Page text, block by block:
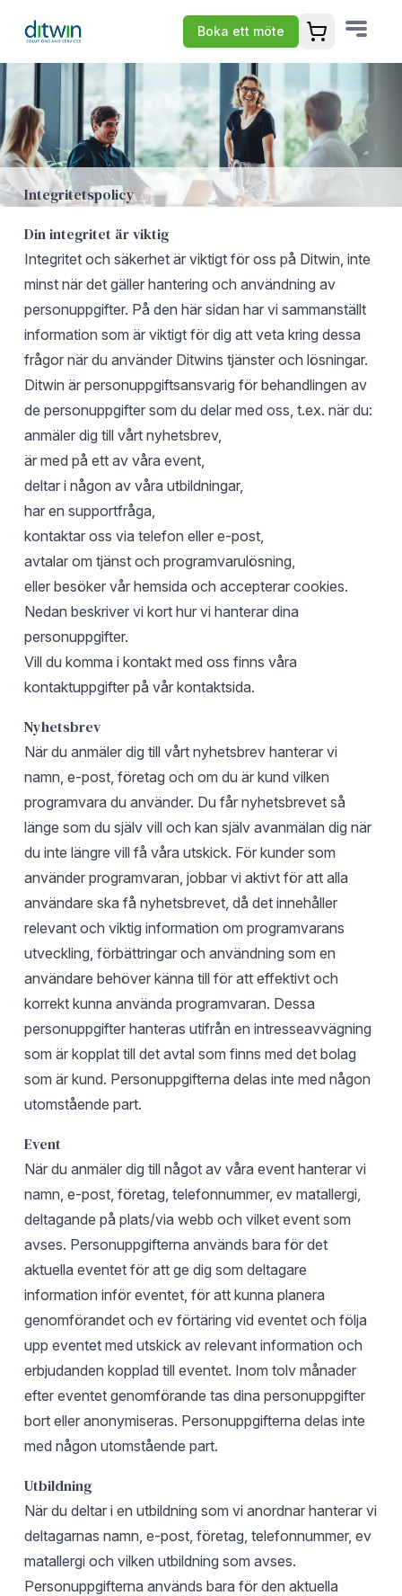
Boka ett möte
Integritetspolicy
Din integritet är viktig
Integritet och säkerhet är viktigt för oss på Ditwin, inte
minst när det gäller hantering och användning av
personuppgifter. På den här sidan har vi sammanställt
information som är viktigt för dig att veta kring dessa
frågor när du använder Ditwins tjänster och lösningar.
Ditwin är personuppgiftsansvarig för behandlingen av
de personuppgifter som du delar med oss, t.ex. när du:
anmäler dig till vårt nyhetsbrev,
är med på ett av våra event,
deltar i någon av våra utbildningar,
har en supportfråga,
kontaktar oss via telefon eller e-post,
avtalar om tjänst och programvarulösning,
eller besöker vår hemsida och accepterar cookies.
Nedan beskriver vi kort hur vi hanterar dina
personuppgifter.
Vill du komma i kontakt med oss finns våra
kontaktuppgifter på vår kontaktsida.
Nyhetsbrev
När du anmäler dig till vårt nyhetsbrev hanterar vi
namn, e-post, företag och om du är kund vilken
programvara du använder. Du får nyhetsbrevet så
länge som du själv vill och kan själv avanmälan dig när
du inte längre vill få våra utskick. För kunder som
använder programvaran, jobbar vi aktivt för att alla
användare ska få nyhetsbrevet, då det innehåller
relevant och viktig information om programvarans
utveckling, förbättringar och användning som en
användare behöver känna till för att effektivt och
korrekt kunna använda programvaran. Dessa
personuppgifter hanteras utifrån en intresseavvägning
som är kopplat till det avtal som finns med det bolag
som är kund. Personuppgifterna delas inte med någon
utomstående part.
Event
När du anmäler dig till något av våra event hanterar vi
namn, e-post, företag, telefonnummer, ev matallergi,
deltagande på plats/via webb och vilket event som
avses. Personuppgifterna används bara för det
aktuella eventet för att ge dig som deltagare
information inför eventet, för att kunna planera
genomförandet och ev förtäring vid eventet och följa
upp eventet med utskick av relevant information och
erbjudanden kopplad till eventet. Inom tolv månader
efter eventet genomförande tas dina personuppgifter
bort eller anonymiseras. Personuppgifterna delas inte
med någon utomstående part.
Utbildning
När du deltar i en utbildning som vi anordnar hanterar vi
deltagarnas namn, e-post, företag, telefonnummer, ev
matallergi och vilken utbildning som avses.
Personuppgifterna används bara för den aktuella